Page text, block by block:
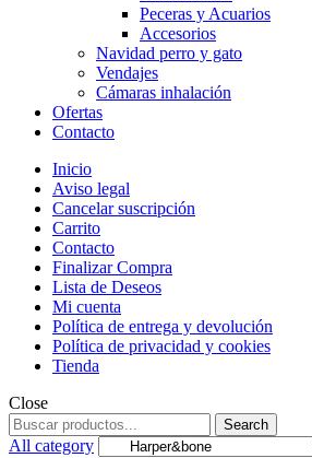
Peceras y Acuarios
Accesorios
Navidad perro y gato
Vendajes
Cámaras inhalación
Ofertas
Contacto
Inicio
Aviso legal
Cancelar suscripción
Carrito
Contacto
Finalizar Compra
Lista de Deseos
Mi cuenta
Política de entrega y devolución
Política de privacidad y cookies
Tienda
Close
Search
for:
Search
All category